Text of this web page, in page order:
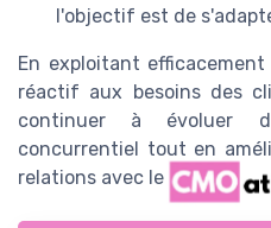
l'objectif est de
En exploitant
réactif aux besoins des
continuer à évoluer
concurrentiel tout en
relations avec le client.